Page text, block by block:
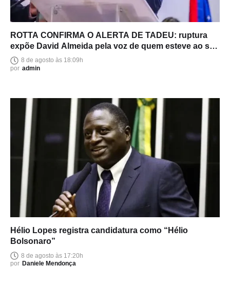
ROTTA CONFIRMA O ALERTA DE TADEU: ruptura
expõe David Almeida pela voz de quem esteve ao seu
lado8 de agosto às 18:09h
por admin
Hélio Lopes registra candidatura como “Hélio
Bolsonaro”
8 de agosto às 17:20h
por Daniele Mendonça